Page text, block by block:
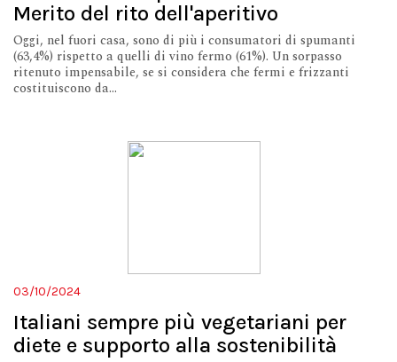
Merito del rito dell'aperitivo
Oggi, nel fuori casa, sono di più i consumatori di spumanti
(63,4%) rispetto a quelli di vino fermo (61%). Un sorpasso
ritenuto impensabile, se si considera che fermi e frizzanti
costituiscono da...
03/10/2024
Italiani sempre più vegetariani per
diete e supporto alla sostenibilità